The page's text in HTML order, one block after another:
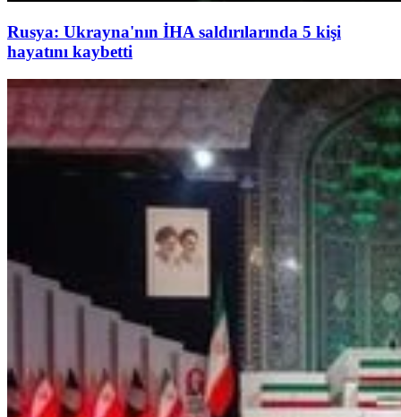
Rusya: Ukrayna'nın İHA saldırılarında 5 kişi
hayatını kaybetti